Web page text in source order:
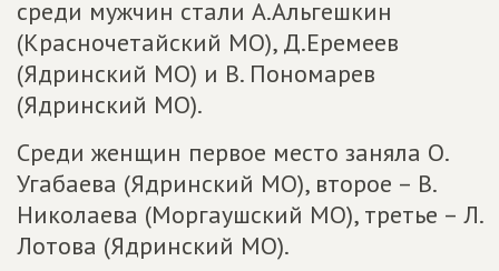
среди мужчин стали А.Альгешкин
(Красночетайский МО), Д.Еремеев
(Ядринский МО) и В. Пономарев
(Ядринский МО).
Среди женщин первое место заняла О.
Угабаева (Ядринский МО), второе – В.
Николаева (Моргаушский МО), третье – Л.
Лотова (Ядринский МО).